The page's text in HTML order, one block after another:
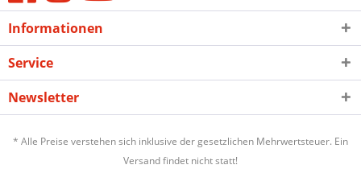
Informationen
Service
Newsletter
* Alle Preise verstehen sich inklusive der gesetzlichen Mehrwertsteuer. Ein
Versand findet nicht statt!